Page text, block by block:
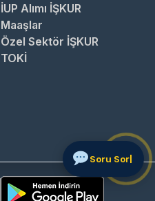
İUP Alımı İŞKUR
Maaşlar
Özel Sektör İŞKUR
TOKİ